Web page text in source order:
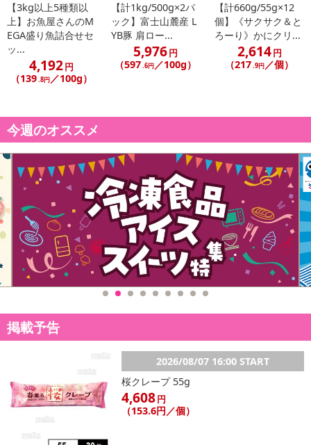
発送日カレンダー
休業日
その他共通および商品カテゴリー別注意事項（※必ずご確認くだ
さい）
こちらの情報は2026年07月09日時点での情報となります。
【3kg以上5種類以
上】お魚屋さんのM
EGA盛り魚詰合せセ
ッ...
4,192円
（139.8円／100g）
【計1kg/500g×2パ
ック】富士山麓産 L
YB豚 肩ロー...
5,976円
（597.6円／100g）
【計660g/55g×12
個】《サクサク＆と
ろーり》かにクリ...
2,614円
（217.9円／個）
今週のオススメ
掲載予告
2026/08/07 16:00 START
桜クレープ 55g
4,608円
（153.6円／個）